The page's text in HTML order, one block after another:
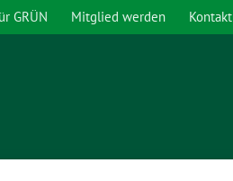
GRÜN Mitglied werden Kontakt